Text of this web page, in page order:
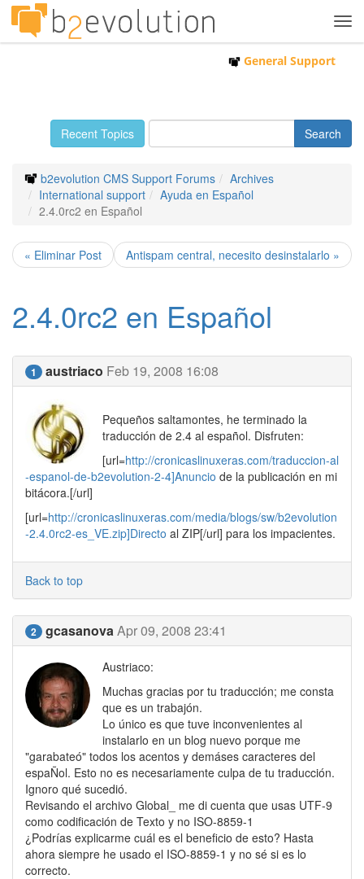
General Support
Recent Topics
b2evolution CMS Support Forums
Archives
International support
Ayuda en Español
2.4.0rc2 en Español
« Eliminar Post Antispam central, necesito desinstalarlo »
2.4.0rc2 en Español
1 austriaco Feb 19, 2008 16:08
Pequeños saltamontes, he terminado la
traducción de 2.4 al español. Disfruten:
[url=http://cronicaslinuxeras.com/traduccion-al
-espanol-de-b2evolution-2-4]Anuncio de la publicación en mi
bitácora.[/url]
[url=http://cronicaslinuxeras.com/media/blogs/sw/b2evolution
-2.4.0rc2-es_VE.zip]Directo al ZIP[/url] para los impacientes.
Back to top
2 gcasanovaApr 09, 2008 23:41
Austriaco:
Muchas gracias por tu traducción; me consta
que es un trabajón.
Lo único es que tuve inconvenientes al
instalarlo en un blog nuevo porque me
"garabateó" todos los acentos y demáses caracteres del
espaÑol. Esto no es necesariamente culpa de tu traducción.
Ignoro qué sucedió.
Revisando el archivo Global_ me di cuenta que usas UTF-9
como codificación de Texto y no ISO-8859-1
¿Podrías explicarme cuál es el beneficio de esto? Hasta
ahora siempre he usado el ISO-8859-1 y no sé si es lo
correcto.